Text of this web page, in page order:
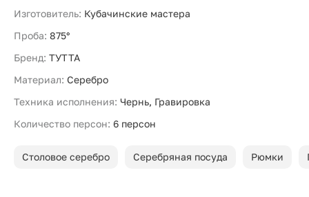
Изготовитель: Кубачинские мастера
Проба: 875°
Бренд: ТУТТА
Материал: Серебро
Техника исполнения: Чернь, Гравировка
Количество персон: 6 персон
Столовое серебро Серебряная посуда Рюмки